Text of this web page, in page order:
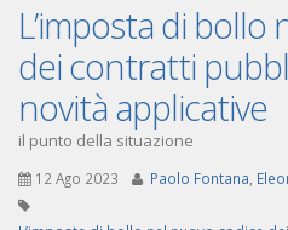
L’imposta di
dei contratti
novità applicative
il punto della situazione
12 Ago 2023 Paolo Fontana